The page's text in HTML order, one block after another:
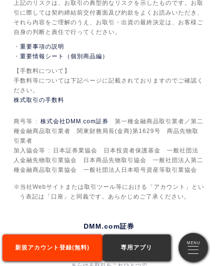
新規アカウント登録(無料) 専用アプリ
上記のリスクは、お取引の典型的なリスクを示したものです。お取
引に際しては契約締結前交付書面及び約款をよくお読みいただき、
それら内容をご理解のうえ、お取引・出資の最終決定は、お客様ご
自身の判断と責任で行ってください。
重要事項の説明
重要情報シート（個別商品編）
【手数料について】
手数料等については下記ページに記載されておりますのでご確認く
ださい。
株式取引の手数料
商号等 株式会社DMM.com証券 第一種金融商品取引業者／第二
種金融商品取引業者 関東財務局長(金商)第1629号 商品先物取
引業者
加入協会等
日本証券業協会 日本投資者保護基金 一般社団法
人金融先物取引業協会 日本商品先物取引協会 一般社団法人第二
種金融商品取引業協会 一般社団法人日本暗号資産等取引業協会
当社Webサイトまたは取引ツール等における「アカウント」とい
う表記は「口座」と同義です。あらかじめご了承ください。
DMM.com証券